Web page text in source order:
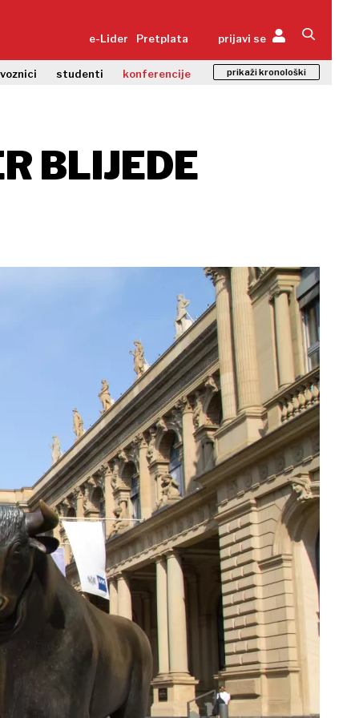
e-Lider Pretplata prijavi se
studenti konferencije prikaži kronološki
BLIJEDE